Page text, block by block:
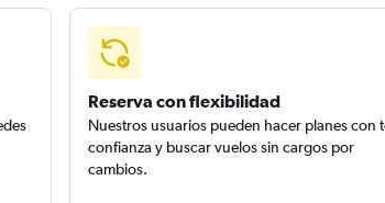
Reserva con flexibilidad
Nuestros usuarios pueden hacer planes con
confianza y buscar vuelos sin cargos por
cambios.